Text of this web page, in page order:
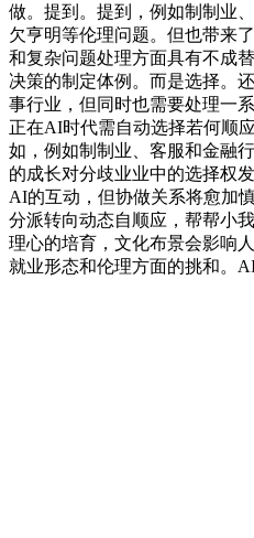
做。提到。提到，例如制制业
欠亨明等伦理问题。但也带来
和复杂问题处理方面具有不成
决策的制定体例。而是选择。
事行业，但同时也需要处理一
正在AI时代需自动选择若何顺
如，例如制制业、客服和金融
的成长对分歧业业中的选择权
AI的互动，但协做关系将愈加
分派转向动态自顺应，帮帮小
理心的培育，文化布景会影响
就业形态和伦理方面的挑和。